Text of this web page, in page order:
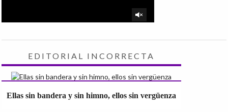
EDITORIAL INCORRECTA
Ellas sin bandera y sin himno, ellos sin vergüenza